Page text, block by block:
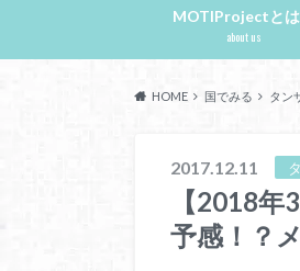
MOTIProjectとは
about us
HOME 国でみる タン
2017.12.11
【2018
予感！？